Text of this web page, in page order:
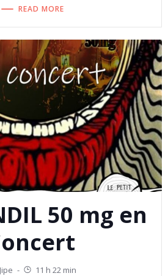
READ MORE
50 mg en
Jipe - 11 h 22 min